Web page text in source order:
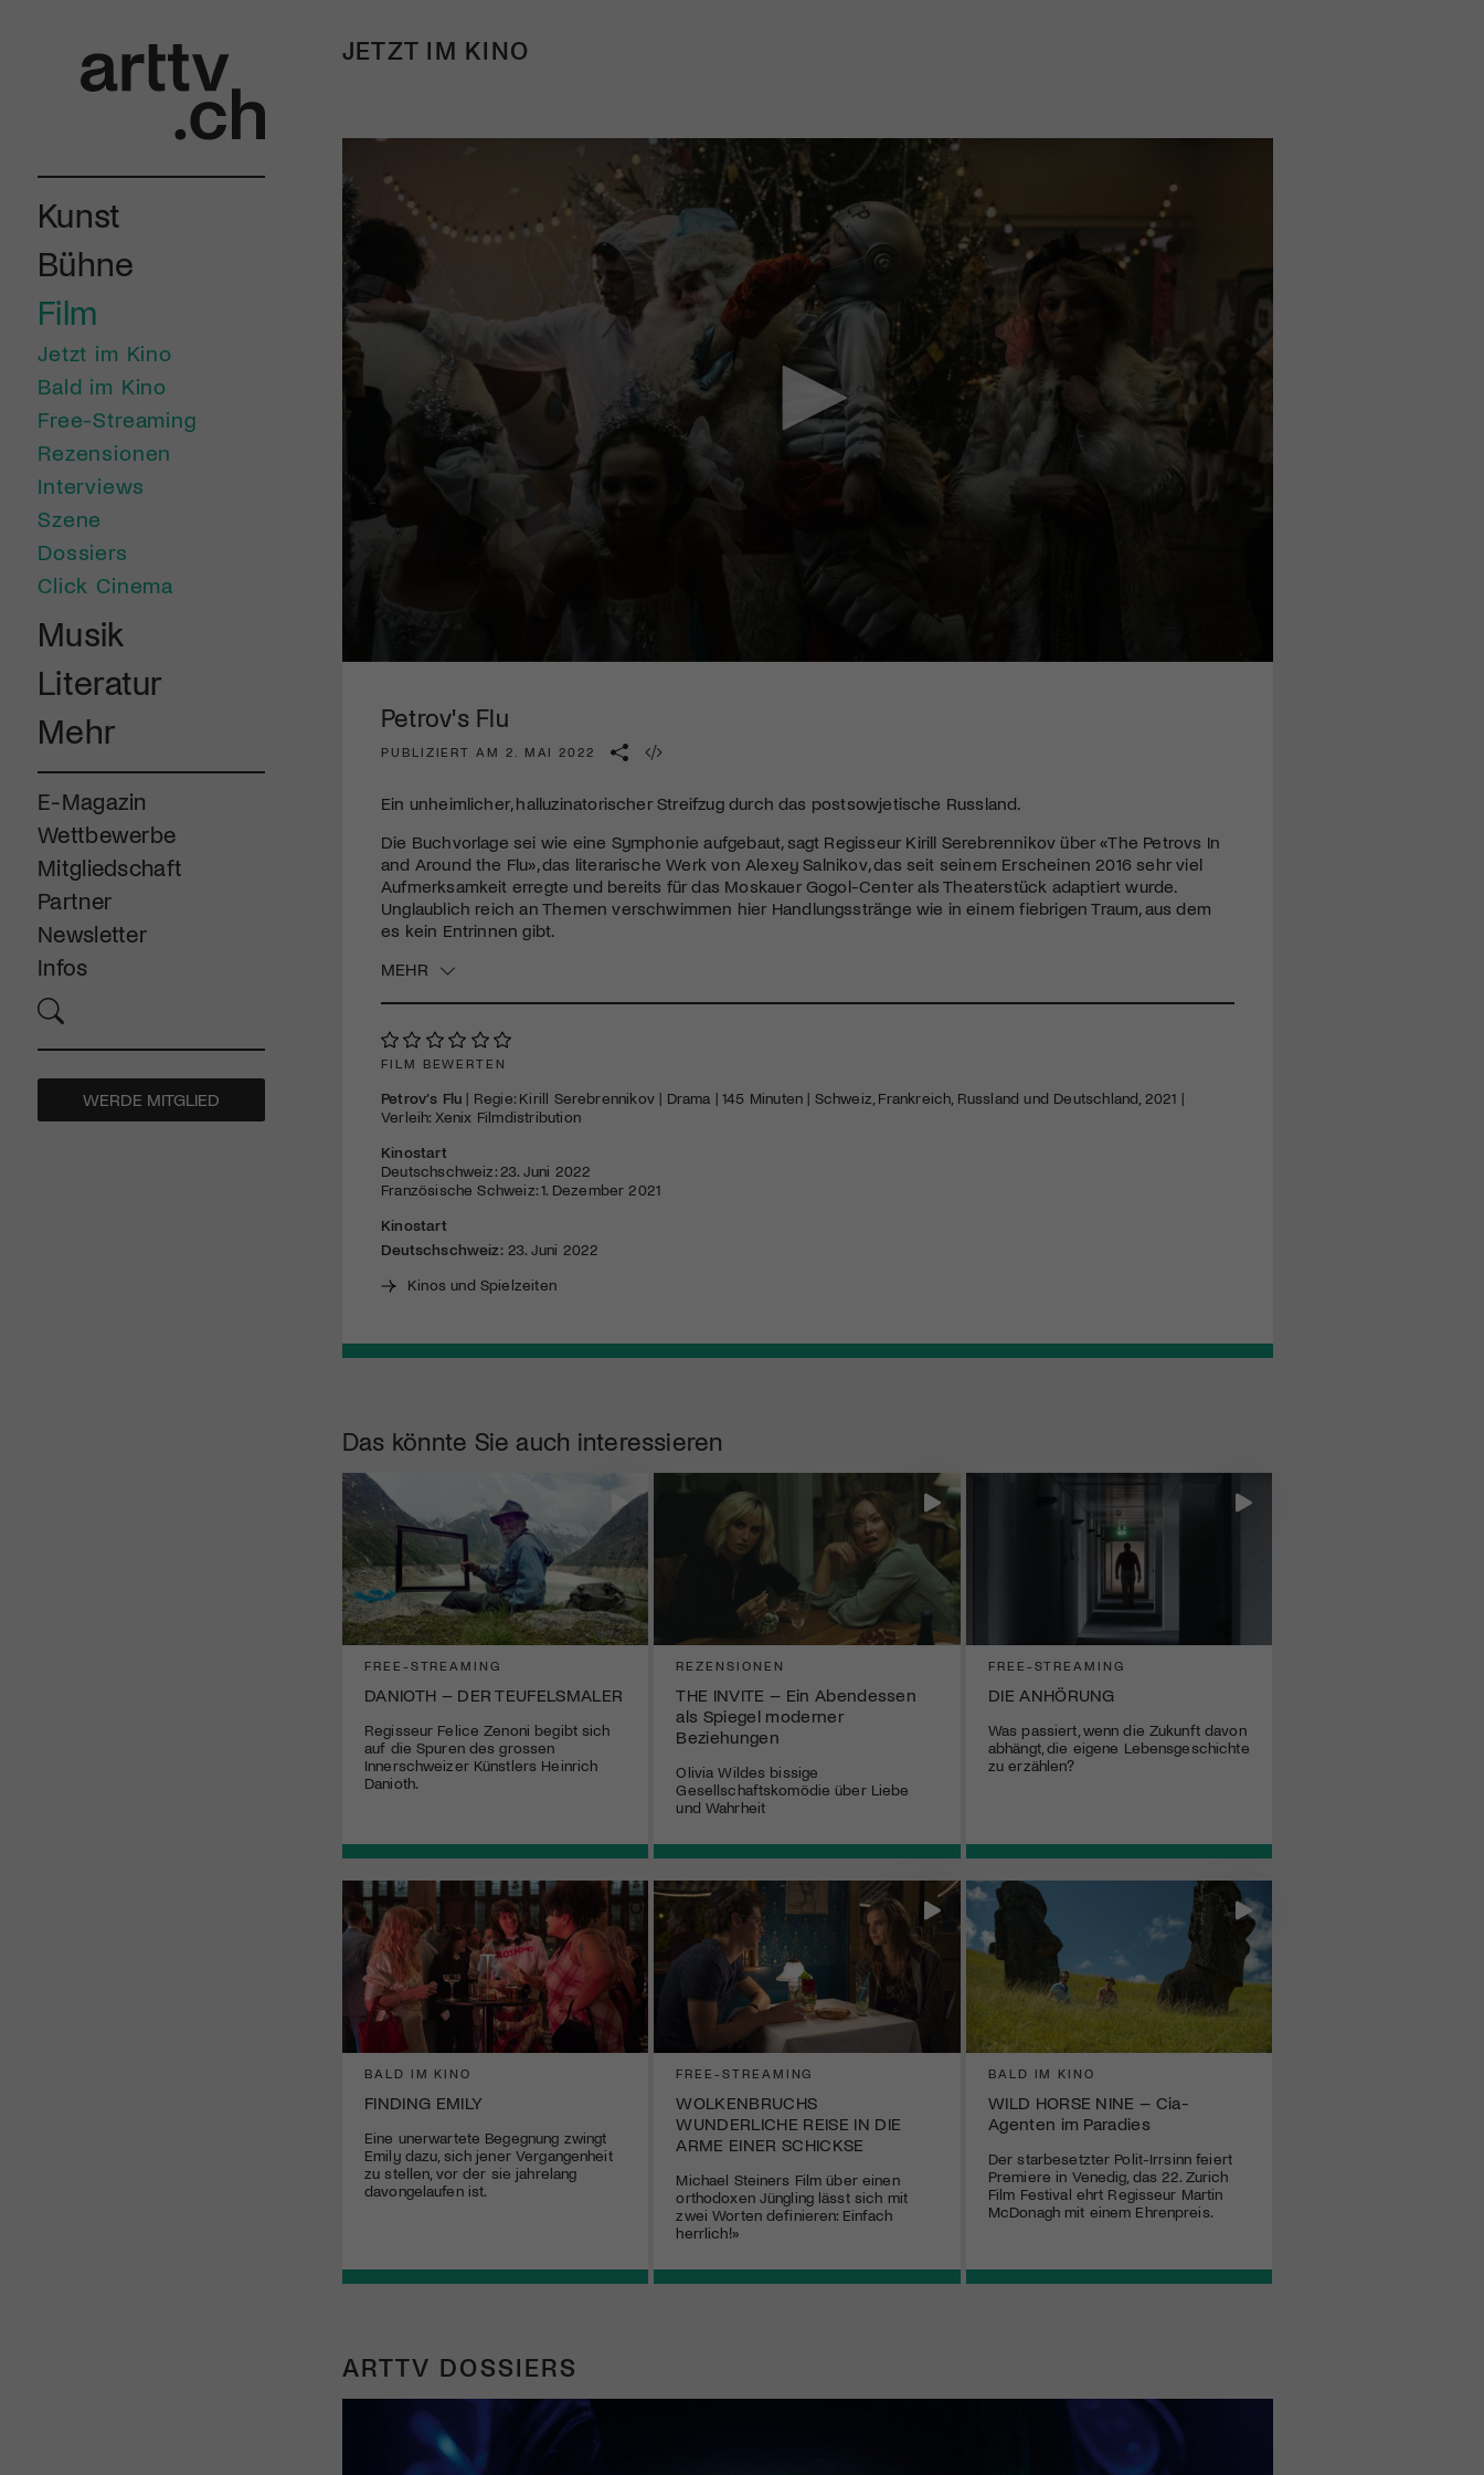
Kunst
Bühne
Film
Jetzt im Kino
Bald im Kino
Free-Streaming
Rezensionen
Interviews
Szene
Dossiers
Click Cinema
Musik
Literatur
Mehr
E-Magazin
Wettbewerbe
Mitgliedschaft
Partner
Newsletter
Infos
WERDE MITGLIED
JETZT IM KINO
Petrov's Flu
PUBLIZIERT AM 2. MAI 2022
Ein unheimlicher, halluzinatorischer Streifzug durch das postsowjetische Russland.
Die Buchvorlage sei wie eine Symphonie aufgebaut, sagt Regisseur Kirill Serebrennikov über «The Petrovs In
and Around the Flu», das literarische Werk von Alexey Salnikov, das seit seinem Erscheinen 2016 sehr viel
Aufmerksamkeit erregte und bereits für das Moskauer Gogol-Center als Theaterstück adaptiert wurde.
Unglaublich reich an Themen verschwimmen hier Handlungsstränge wie in einem fiebrigen Traum, aus dem
es kein Entrinnen gibt.
MEHR
FILM BEWERTEN
Petrov’s Flu | Regie: Kirill Serebrennikov | Drama | 145 Minuten | Schweiz, Frankreich, Russland und Deutschland, 2021 |
Verleih: Xenix Filmdistribution
Kinostart
Deutschschweiz: 23. Juni 2022
Französische Schweiz: 1. Dezember 2021
Kinostart
Deutschschweiz:23. Juni 2022
Kinos und Spielzeiten
Das könnte Sie auch interessieren
FREE-STREAMING
DANIOTH – DER TEUFELSMALER
Regisseur Felice Zenoni begibt sich
auf die Spuren des grossen
Innerschweizer Künstlers Heinrich
Danioth.
REZENSIONEN
THE INVITE – Ein Abendessen
als Spiegel moderner
Beziehungen
Olivia Wildes bissige
Gesellschaftskomödie über Liebe
und Wahrheit
FREE-STREAMING
DIE ANHÖRUNG
Was passiert, wenn die Zukunft davon
abhängt, die eigene Lebensgeschichte
zu erzählen?
BALD IM KINO
FINDING EMILY
Eine unerwartete Begegnung zwingt
Emily dazu, sich jener Vergangenheit
zu stellen, vor der sie jahrelang
davongelaufen ist.
FREE-STREAMING
WOLKENBRUCHS
WUNDERLICHE REISE IN DIE
ARME EINER SCHICKSE
Michael Steiners Film über einen
orthodoxen Jüngling lässt sich mit
zwei Worten definieren: Einfach
herrlich!»
BALD IM KINO
WILD HORSE NINE – Cia-
Agenten im Paradies
Der starbesetzter Polit-Irrsinn feiert
Premiere in Venedig, das 22. Zurich
Film Festival ehrt Regisseur Martin
McDonagh mit einem Ehrenpreis.
ARTTV DOSSIERS
Mach mit: «Be Part of the Art»!
Engagiere dich als Kulturliebhaber:in, Kulturschaffende(r) oder
Jetzt Mitglied werden